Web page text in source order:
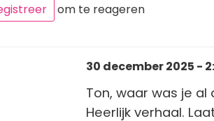
om te reageren
30 december 2025 -
Ton, waar was je al
Heerlijk verhaal.